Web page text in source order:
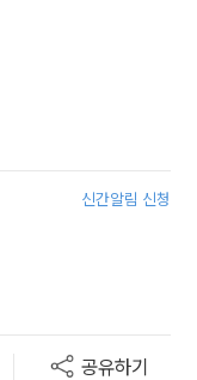
신간알림 신청
공유하기